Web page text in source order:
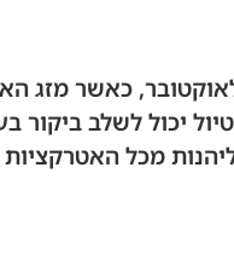
כאשר מזג
יכול לשלב ביקור
מכל